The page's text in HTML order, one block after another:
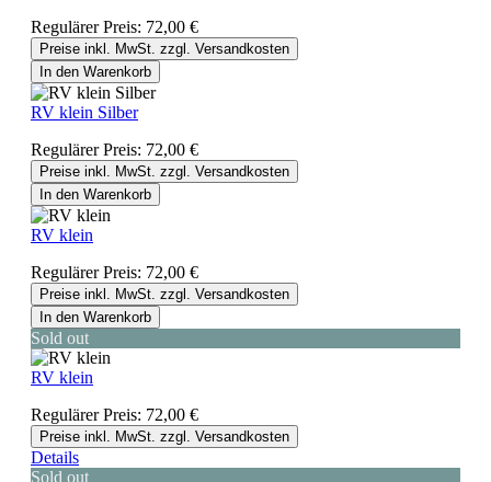
Regulärer Preis: 72,00 €
Preise inkl. MwSt. zzgl. Versandkosten
In den Warenkorb
RV klein Silber
Regulärer Preis: 72,00 €
Preise inkl. MwSt. zzgl. Versandkosten
In den Warenkorb
RV klein
Regulärer Preis: 72,00 €
Preise inkl. MwSt. zzgl. Versandkosten
In den Warenkorb
Sold out
RV klein
Regulärer Preis: 72,00 €
Preise inkl. MwSt. zzgl. Versandkosten
Details
Sold out